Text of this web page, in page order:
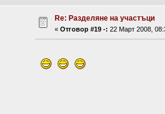
Re: Разделяне на участъци
«Отговор #19 -: 22 Март 2008,